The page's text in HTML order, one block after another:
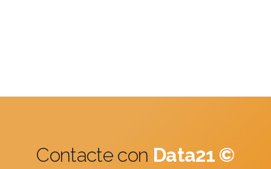
Contacte con Data21 ©